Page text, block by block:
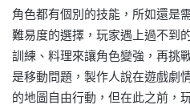
角色都有個別的技能，所如還是
難易度的選擇，玩家遇上過不到
訓練、料理來讓角色變強，再挑
是移動問題，製作人說在遊戲劇
的地圖自由行動，但在此之前，